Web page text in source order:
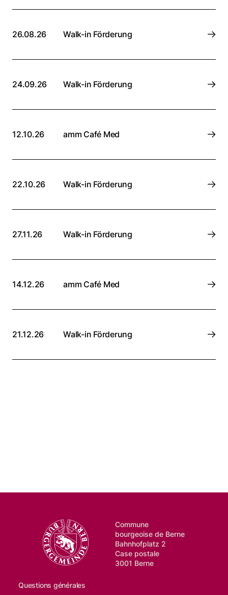
26.08.26 Walk-in Förderung
24.09.26 Walk-in Förderung
12.10.26 amm Café Med
22.10.26 Walk-in Förderung
27.11.26 Walk-in Förderung
14.12.26 amm Café Med
21.12.26 Walk-in Förderung
Commune
bourgeoise de Berne
Bahnhofplatz 2
Case postale
3001 Berne
Questions générales